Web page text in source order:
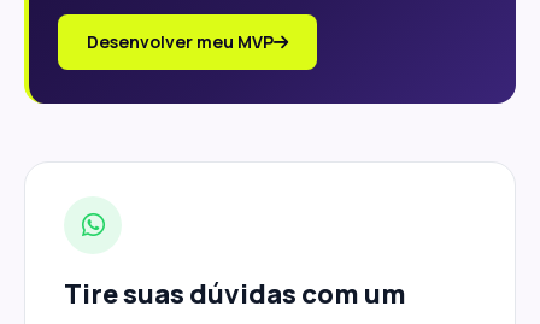
Desenvolver meu MVP
Tire suas dúvidas com um